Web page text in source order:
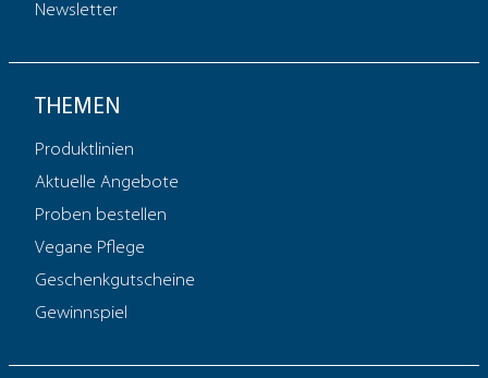
Newsletter
THEMEN
Produktlinien
Aktuelle Angebote
Proben bestellen
Vegane Pflege
Geschenkgutscheine
Gewinnspiel